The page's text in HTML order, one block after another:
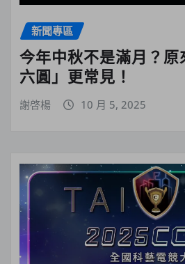
新聞專區
今年中秋不是滿月？
六圓」更常見！
謝啓楊 10 月 5, 2025